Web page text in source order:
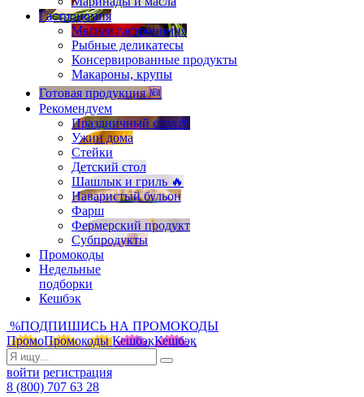
Гастрономия
Мясная гастрономия
Рыбные деликатесы
Консервированные продукты
Макароны, крупы
Готовая продукция 🆕
Рекомендуем
Праздничный стол🎉
Ужин дома
Стейки
Детский стол
Шашлык и гриль 🔥
Наваристый бульон
Фарш
Фермерский продукт
Субпродукты
Промокоды
Недельные
подборки
Кешбэк
%ПОДПИШИСЬ НА ПРОМОКОДЫ
ПромоПромокоды КешбэкКешбэк
войти регистрация
8 (800) 707 63 28